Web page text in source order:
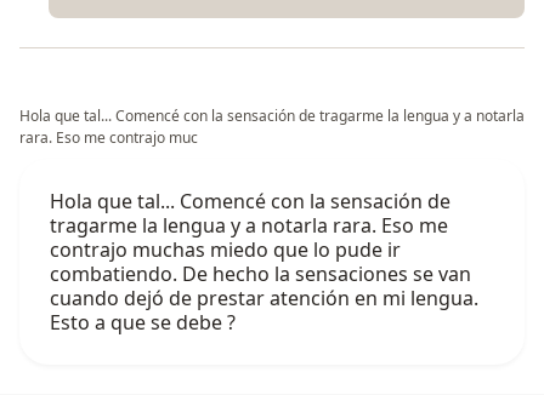
Hola que tal... Comencé con la sensación de tragarme la lengua y a notarla
rara. Eso me contrajo muc
Hola que tal... Comencé con la sensación de
tragarme la lengua y a notarla rara. Eso me
contrajo muchas miedo que lo pude ir
combatiendo. De hecho la sensaciones se van
cuando dejó de prestar atención en mi lengua.
Esto a que se debe ?